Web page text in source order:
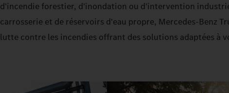
d'incendie forestier, d'inondation ou d'intervention
carrosserie et de réservoirs d'eau propre, Mercedes‑Benz
lutte contre les incendies offrant des solutions adaptées à